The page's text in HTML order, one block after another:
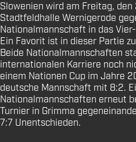
Slowenien wird am Freitag,
Stadtfeldhalle Wernigerode
Nationalmannschaft in das
Ein Favorit ist in dieser Partie
Beide Nationalmannschaften
internationalen Karriere noch
einem Nationen Cup im Jahre
deutsche Mannschaft mit 8:2.
Nationalmannschaften erneut
Turnier in Grimma
7:7 Unentschieden.